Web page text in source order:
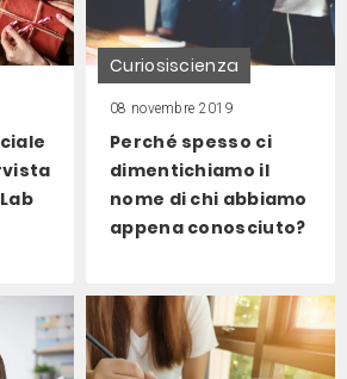
Curiosiscienza
08 novembre 2019
Perché spesso ci
dimentichiamo il
nome di chi abbiamo
appena conosciuto?